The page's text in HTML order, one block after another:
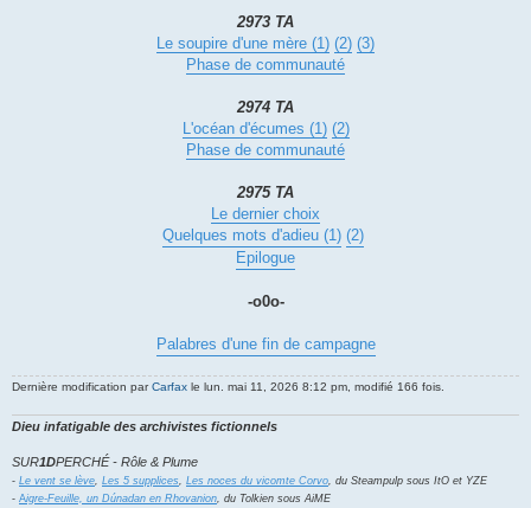
2973 TA
Le soupire d'une mère (1) (2) (3)
Phase de communauté
2974 TA
L'océan d'écumes (1) (2)
Phase de communauté
2975 TA
Le dernier choix
Quelques mots d'adieu (1) (2)
Epilogue
-o0o-
Palabres d'une fin de campagne
Dernière modification parCarfax le lun. mai 11, 2026 8:12 pm, modifié 166 fois.
Dieu infatigable des archivistes fictionnels
SUR1DPERCHÉ - Rôle & Plume
- Le vent se lève Les 5 supplices Les noces du vicomte Corvo , du Steampulp sous ItO et YZE
- Aigre-Feuille, un Dúnadan en Rhovanion , du Tolkien sous AiME